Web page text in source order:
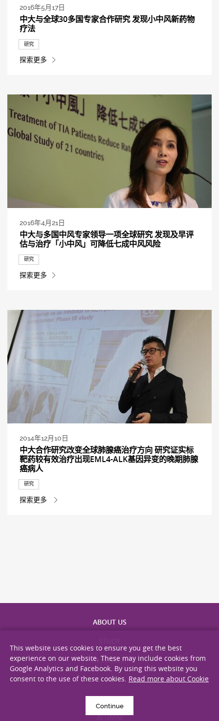
2016年5月17日
中大与全球30多国专家合作研究 发现小中风新药物
疗法
研究
探索更多
2016年4月21日
中大与多国中风专家领导一项全球研究 发现及早评
估与治疗「小中风」可降低七成中风风险
研究
探索更多
2014年12月10日
中大合作研究改变全球肺腺癌治疗方向 研究证实标
靶药较有效治疗出现EML4-ALK基因异变的晚期肺腺
癌病人
研究
探索更多
ABOUT US
RESEARCH
GLOBAL
GIVING
ALUMNI
This website uses cookies to ensure you get the best
experience on our website. These may include cookies from
Google Analytics and Facebook. By using this website you
consent to the use of these cookies. Read more about Cookie
Continue